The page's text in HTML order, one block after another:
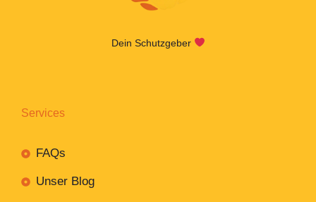
Dein Schutzgeber
Services
FAQs
Unser Blog